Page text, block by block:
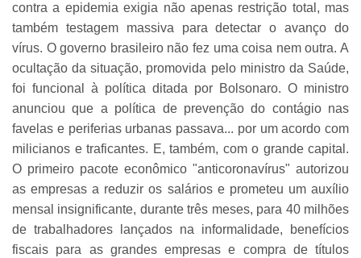
contra a epidemia exigia não apenas restrição total, mas
também testagem massiva para detectar o avanço do
vírus. O governo brasileiro não fez uma coisa nem outra. A
ocultação da situação, promovida pelo ministro da Saúde,
foi funcional à política ditada por Bolsonaro. O ministro
anunciou que a política de prevenção do contágio nas
favelas e periferias urbanas passava... por um acordo com
milicianos e traficantes. E, também, com o grande capital.
O primeiro pacote econômico "anticoronavírus" autorizou
as empresas a reduzir os salários e prometeu um auxílio
mensal insignificante, durante três meses, para 40 milhões
de trabalhadores lançados na informalidade, benefícios
fiscais para as grandes empresas e compra de títulos